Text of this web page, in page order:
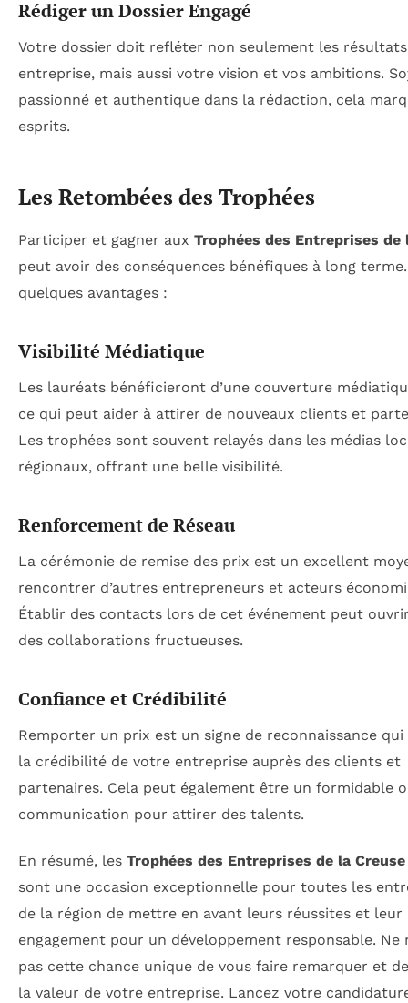
Rédiger un Dossier Engagé
Votre dossier doit refléter non seulement les
entreprise, mais aussi votre vision et vos ambitions.
passionné et authentique dans la rédaction, cela
esprits.
Les Retombées des Trophées
Participer et gagner aux Trophées des Entreprises de
peut avoir des conséquences bénéfiques à long
quelques avantages :
Visibilité Médiatique
Les lauréats bénéficieront d’une couverture
ce qui peut aider à attirer de nouveaux clients et
Les trophées sont souvent relayés dans les médias
régionaux, offrant une belle visibilité.
Renforcement de Réseau
La cérémonie de remise des prix est un excellent
rencontrer d’autres entrepreneurs et acteurs
Établir des contacts lors de cet événement peut
des collaborations fructueuses.
Confiance et Crédibilité
Remporter un prix est un signe de reconnaissance
la crédibilité de votre entreprise auprès des clients et
partenaires. Cela peut également être un formidable
communication pour attirer des talents.
En résumé, les Trophées des Entreprises de la
sont une occasion exceptionnelle pour toutes les
de la région de mettre en avant leurs réussites et leur
engagement pour un développement responsable. Ne
pas cette chance unique de vous faire remarquer et
la valeur de votre entreprise. Lancez votre